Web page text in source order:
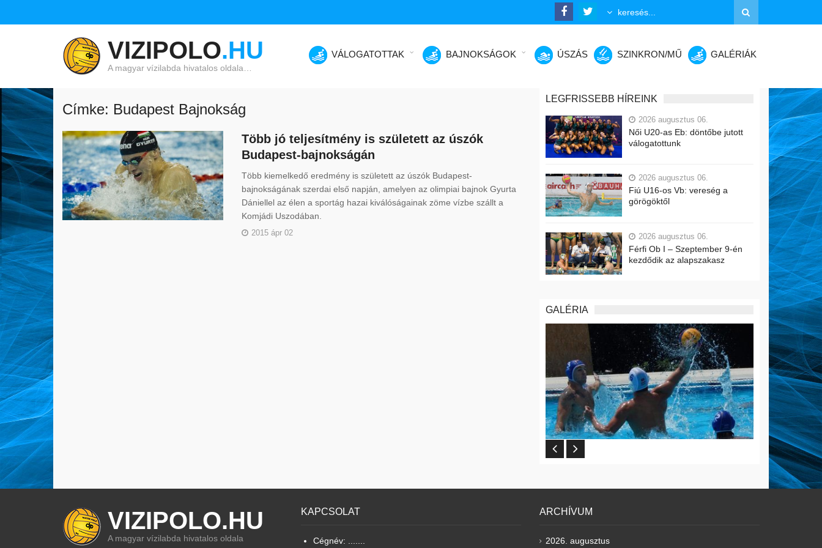
VIZIPOLO.HU
A magyar vízilabda hivatalos oldala…
VÁLOGATOTTAK BAJNOKSÁGOK ÚSZÁS SZINKRON/MŰ GALÉRIÁK
Címke: Budapest Bajnokság
Több jó teljesítmény is született az úszók
Budapest-bajnokságán
Több kiemelkedő eredmény is született az úszók Budapest-
bajnokságának szerdai első napján, amelyen az olimpiai bajnok Gyurta
Dániellel az élen a sportág hazai kiválóságainak zöme vízbe szállt a
Komjádi Uszodában.
2015 ápr 02
LEGFRISSEBB HÍREINK
2026 augusztus 06.
Női U20-as Eb: döntőbe jutott
válogatottunk
2026 augusztus 06.
Fiú U16-os Vb: vereség a
görögöktől
2026 augusztus 06.
Férfi Ob I – Szeptember 9-én
kezdődik az alapszakasz
GALÉRIA
VIZIPOLO.HU
A magyar vízilabda hivatalos oldala
KAPCSOLAT
Cégnév: .......
ARCHÍVUM
2026. augusztus